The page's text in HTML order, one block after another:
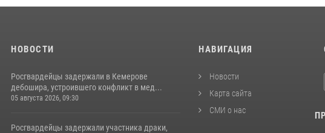
НОВОСТИ
Росгвардейцы задержали в Кемерове
дебошира, устроившего конфликт в мед...
05 августа 2026, 09:30
Росгвардейцы задержали участника драки,
НАВИГАЦИЯ
Новости
Карта сайта
СМИ о нас